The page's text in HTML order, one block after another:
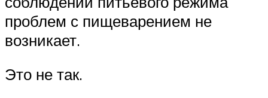
проблем с пищеварением не
возникает.
Это не так.